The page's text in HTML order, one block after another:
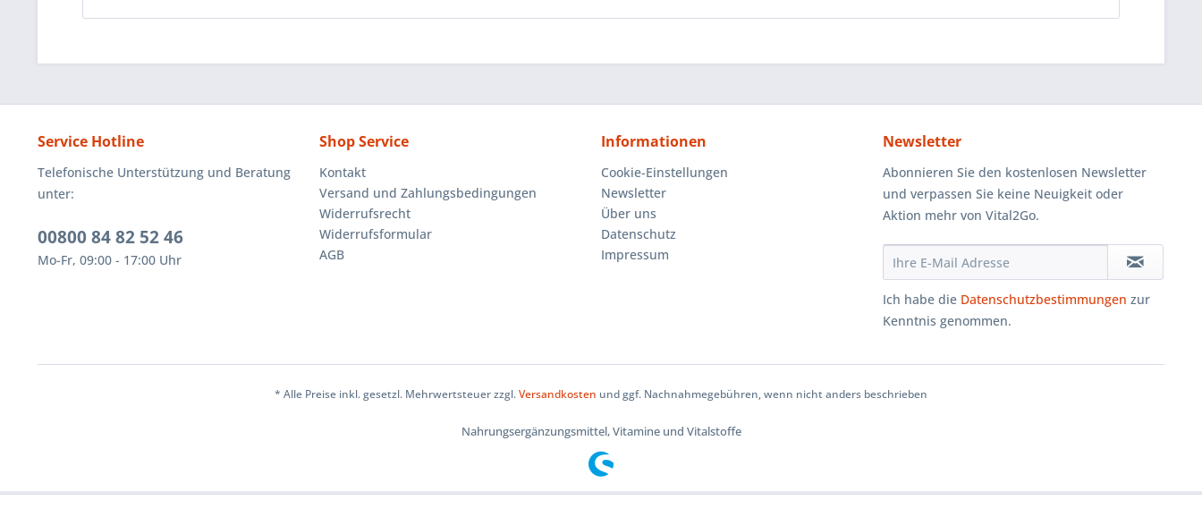
Service Hotline
Telefonische Unterstützung und Beratung
unter:
00800 84 82 52 46
Mo-Fr, 09:00 - 17:00 Uhr
Shop Service
Kontakt
Versand und Zahlungsbedingungen
Widerrufsrecht
Widerrufsformular
AGB
Informationen
Cookie-Einstellungen
Newsletter
Über uns
Datenschutz
Impressum
Newsletter
Abonnieren Sie den kostenlosen Newsletter
und verpassen Sie keine Neuigkeit oder
Aktion mehr von Vital2Go.
Ich habe die Datenschutzbestimmungen zur
Kenntnis genommen.
* Alle Preise inkl. gesetzl. Mehrwertsteuer zzgl.Versandkosten und ggf. Nachnahmegebühren, wenn nicht anders beschrieben
Nahrungsergänzungsmittel, Vitamine und Vitalstoffe